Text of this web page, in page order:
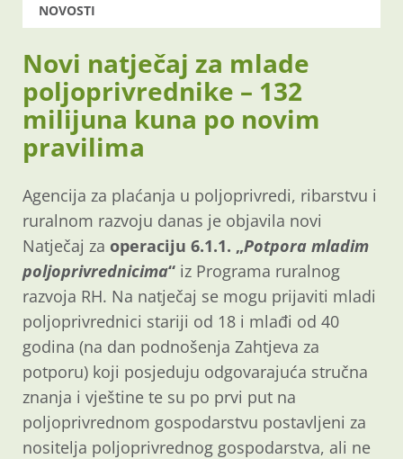
NOVOSTI
Novi natječaj za mlade
poljoprivrednike – 132
milijuna kuna po novim
pravilima
Agencija za plaćanja u poljoprivredi, ribarstvu i
ruralnom razvoju danas je objavila novi
Natječaj za operaciju 6.1.1. „Potpora mladim
poljoprivrednicima“ iz Programa ruralnog
razvoja RH. Na natječaj se mogu prijaviti mladi
poljoprivrednici stariji od 18 i mlađi od 40
godina (na dan podnošenja Zahtjeva za
potporu) koji posjeduju odgovarajuća stručna
znanja i vještine te su po prvi put na
poljoprivrednom gospodarstvu postavljeni za
nositelja poljoprivrednog gospodarstva, ali ne